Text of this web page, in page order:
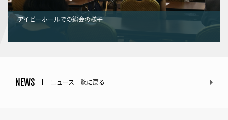
アイビーホールでの総会の様子
NEWS ニュース一覧に戻る